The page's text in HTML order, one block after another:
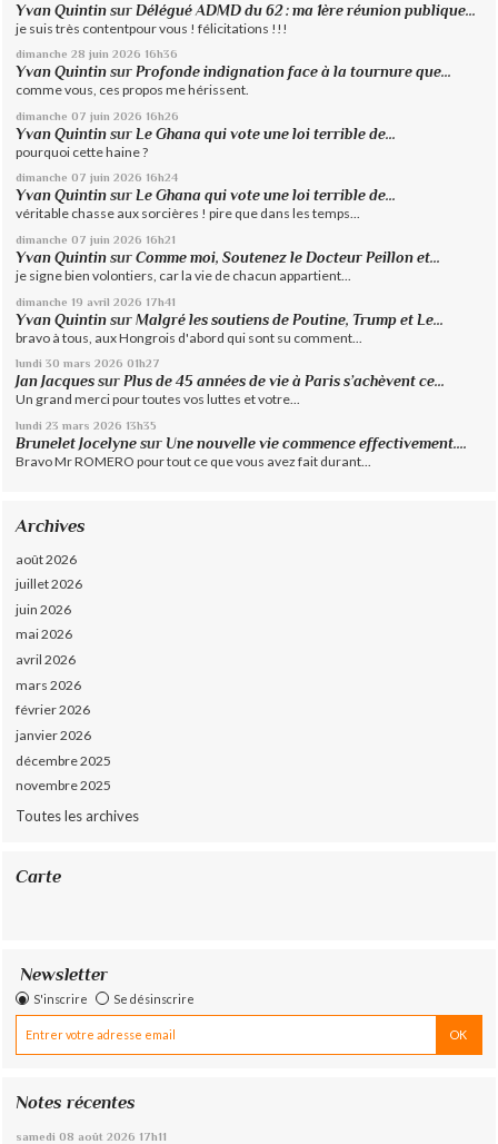
Yvan Quintin surDélégué ADMD du 62 : ma 1ère réunion publique...
je suis très contentpour vous ! félicitations !!!
dimanche 28 juin 2026 16h36
Yvan Quintin surProfonde indignation face à la tournure que...
comme vous, ces propos me hérissent.
dimanche 07 juin 2026 16h26
Yvan Quintin sur Le Ghana qui vote une loi terrible de...
pourquoi cette haine ?
dimanche 07 juin 2026 16h24
Yvan Quintin surLe Ghana qui vote une loi terrible de...
véritable chasse aux sorcières ! pire que dans les temps...
dimanche 07 juin 2026 16h21
Yvan Quintin surComme moi, Soutenez le Docteur Peillon et...
je signe bien volontiers, car la vie de chacun appartient...
dimanche 19 avril 2026 17h41
Yvan Quintin surMalgré les soutiens de Poutine, Trump et Le...
bravo à tous, aux Hongrois d'abord qui sont su comment...
lundi 30 mars 2026 01h27
Jan Jacques surPlus de 45 années de vie à Paris s’achèvent ce...
Un grand merci pour toutes vos luttes et votre...
lundi 23 mars 2026 13h35
Brunelet Jocelyne sur Une nouvelle vie commence effectivement....
Bravo Mr ROMERO pour tout ce que vous avez fait durant...
Archives
août 2026
juillet 2026
juin 2026
mai 2026
avril 2026
mars 2026
février 2026
janvier 2026
décembre 2025
novembre 2025
Toutes les archives
Carte
Newsletter
S'inscrire Se désinscrire
Notes récentes
samedi 08 août 2026 17h11